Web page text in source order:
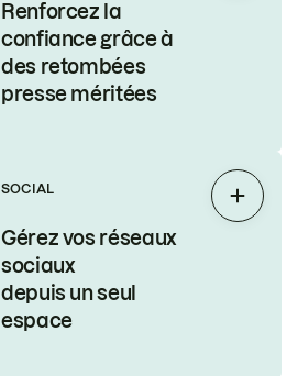
Renforcez la
confiance grâce à
des retombées
presse méritées
SOCIAL
Gérez vos réseaux
sociaux
depuis un seul
espace